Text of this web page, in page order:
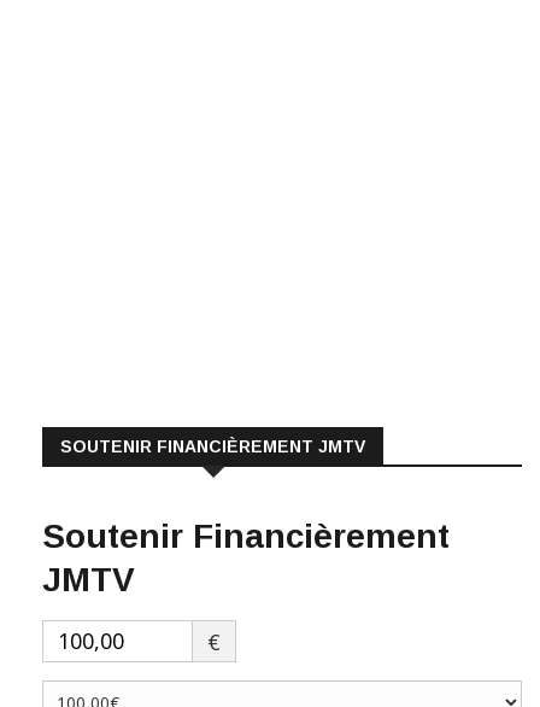
SOUTENIR FINANCIÈREMENT JMTV
Soutenir Financièrement
JMTV
€